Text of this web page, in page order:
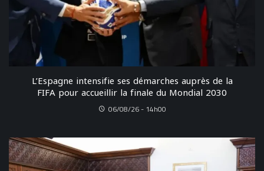
L’Espagne intensifie ses démarches auprès de la
FIFA pour accueillir la finale du Mondial 2030
06/08/26 - 14h00